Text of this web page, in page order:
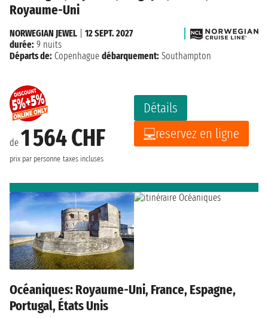
Royaume-Uni
de 1 564 CHF
prix par personne taxes incluses
Détails
reservez en ligne
NORWEGIAN JEWEL
12 SEPT. 2027
durée: 9 nuits
Départs de: Copenhague débarquement: Southampton
Océaniques: Royaume-Uni, France, Espagne,
Portugal, États Unis